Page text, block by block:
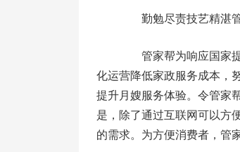
勤勉尽责技艺精湛
管家帮为响应国家提
化运营降低家政服务成本，
提升月嫂服务体验。令管家
是，除了通过互联网可以方
的需求。为方便消费者，管